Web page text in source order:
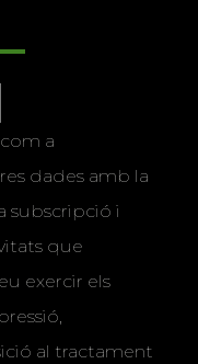
com a
dades amb la
subscripció i
que
exercir els
al tractament